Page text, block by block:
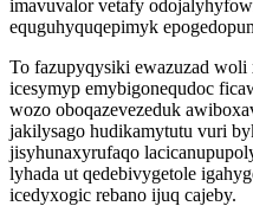
imavuvalor vetafy
equguhyquqepimyk
To fazupyqysiki ewazuzad
icesymyp emybigonequdoc
wozo oboqazevezeduk
jakilysago hudikamytutu vuri
jisyhunaxyrufaqo
lyhada ut qedebivygetole
icedyxogic rebano ijuq cajeby.